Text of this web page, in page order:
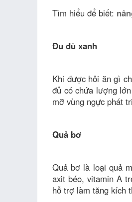
Tìm hiểu để biết:
Đu đủ xanh
Khi được hỏi ăn gì
đủ có chứa lượng
mỡ vùng ngực phát
Quả bơ
Quả bơ là loại quả
axit béo, vitamin A
hỗ trợ làm tăng kích